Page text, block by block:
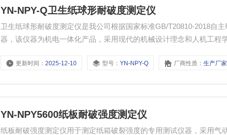
YN-NPY-Q卫生纸球形耐破度测定仪
卫生纸球形耐破度测定仪是我公司根据国家标准GB/T20810-2018自
器，该仪器为机电一体化产品，采用现代的机械设计理念和人机工程
定仪器更新时间：2025-12-10 型号：YN-NPY-Q 厂商性质：生产厂家
YN-NPY5600纸板耐破强度测定仪
纸板耐破强度测定仪用于测定纸箱破裂强度的专用测试仪器，采用气